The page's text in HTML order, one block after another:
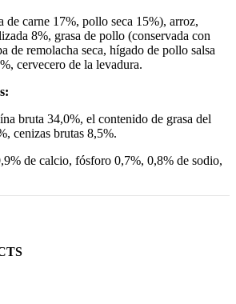
carne 17%, pollo seca 15%), arroz,
8%, grasa de pollo (conservada con
de remolacha seca, hígado de pollo salsa
cervecero de la levadura.
bruta 34,0%, el contenido de grasa del
cenizas brutas 8,5%.
de calcio, fósforo 0,7%, 0,8% de sodio,